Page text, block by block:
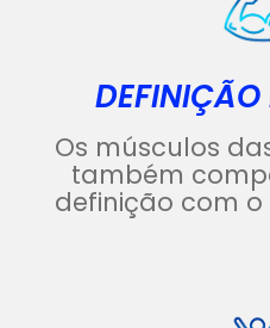
Os músculos
também
definição com o